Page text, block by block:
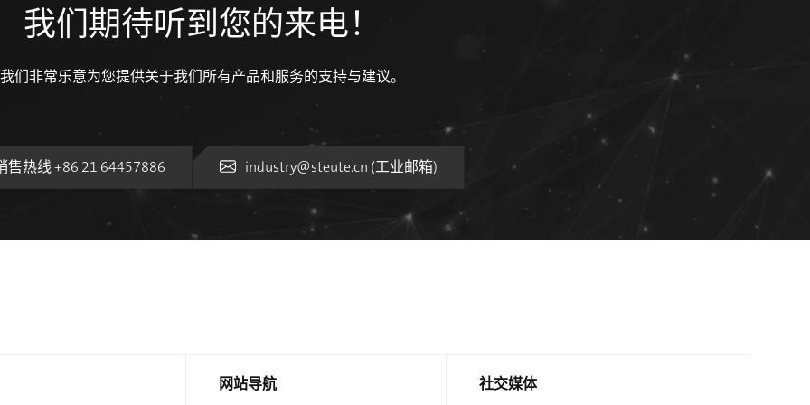
我们期待听到您的来电！
我们非常乐意为您提供关于我们所有产品和服务的支持与建议。
售热线 +86 21 64457886 industry@steute.cn (工业邮箱)
网站导航 社交媒体